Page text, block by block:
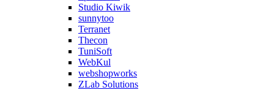
Studio Kiwik
sunnytoo
Terranet
Thecon
TuniSoft
WebKul
webshopworks
ZLab Solutions